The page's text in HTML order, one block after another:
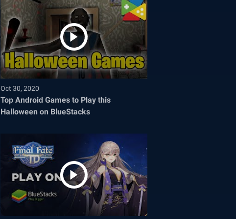
Oct 30, 2020
Top Android Games to Play this
Halloween on BlueStacks